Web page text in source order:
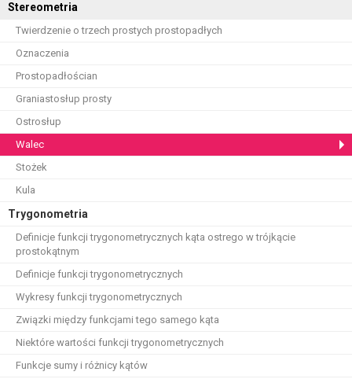
Stereometria
Twierdzenie o trzech prostych prostopadłych
Oznaczenia
Prostopadłościan
Graniastosłup prosty
Ostrosłup
Walec
Stożek
Kula
Trygonometria
Definicje funkcji trygonometrycznych kąta ostrego w trójkącie
prostokątnym
Definicje funkcji trygonometrycznych
Wykresy funkcji trygonometrycznych
Związki między funkcjami tego samego kąta
Niektóre wartości funkcji trygonometrycznych
Funkcje sumy i różnicy kątów